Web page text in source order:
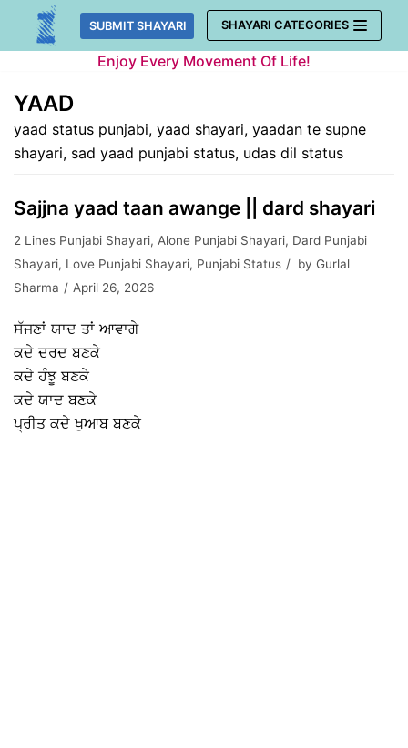
Skip
SUBMIT SHAYARI SHAYARI CATEGORIES
Enjoy Every Movement Of Life!
YAAD
yaad status punjabi, yaad shayari, yaadan te supne
shayari, sad yaad punjabi status, udas dil status
Sajjna yaad taan awange || dard shayari
2 Lines Punjabi Shayari, Alone Punjabi Shayari, Dard Punjabi
Shayari, Love Punjabi Shayari, Punjabi Status by Gurlal
Sharma
April 26, 2026
ਸੱਜਣਾਂ ਯਾਦ ਤਾਂ ਆਵਾਗੇ
ਕਦੇ ਦਰਦ ਬਣਕੇ
ਕਦੇ ਹੰਝੂ ਬਣਕੇ
ਕਦੇ ਯਾਦ ਬਣਕੇ
ਪ੍ਰੀਤ ਕਦੇ ਖੁਆਬ ਬਣਕੇ